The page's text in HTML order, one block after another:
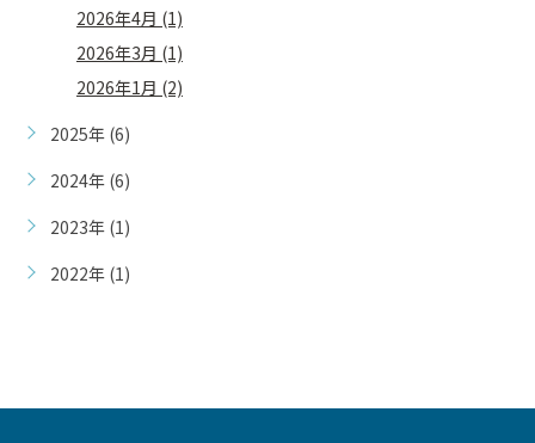
2026年4月 (1)
2026年3月 (1)
2026年1月 (2)
2025年 (6)
2024年 (6)
2023年 (1)
2022年 (1)